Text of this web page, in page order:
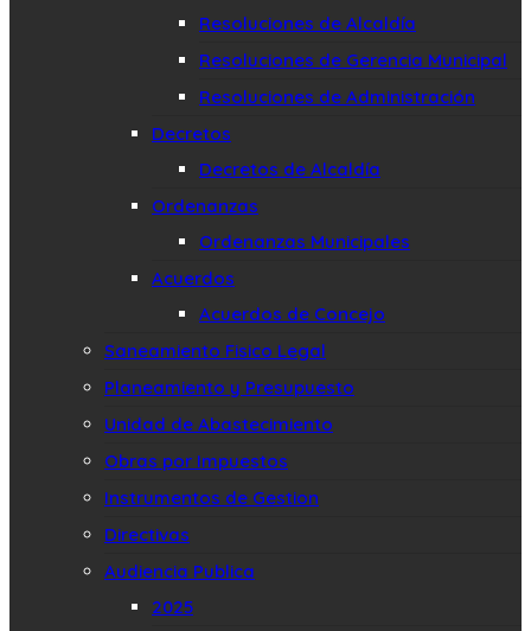
Resoluciones de Alcaldía
Resoluciones de Gerencia Municipal
Resoluciones de Administración
Decretos
Decretos de Alcaldía
Ordenanzas
Ordenanzas Municipales
Acuerdos
Acuerdos de Concejo
Saneamiento Fisico Legal
Planeamiento y Presupuesto
Unidad de Abastecimiento
Obras por Impuestos
Instrumentos de Gestion
Directivas
Audiencia Publica
2025